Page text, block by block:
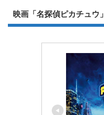
映画「名探偵ピカチュウ」